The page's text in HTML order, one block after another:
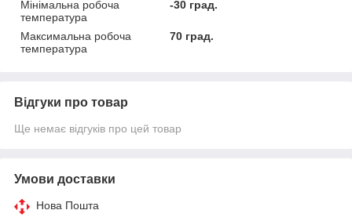
Мінімальна робоча
температура
-30 град.
Максимальна робоча
температура
70 град.
Відгуки про товар
Ще немає відгуків про цей товар
Умови доставки
Нова Пошта